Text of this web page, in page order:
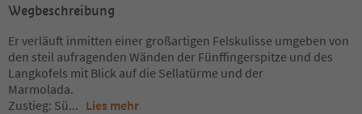
Wegbeschreibung
Er verläuft inmitten einer großartigen Felskulisse umgeben von
den steil aufragenden Wänden der Fünffingerspitze und des
Langkofels mit Blick auf die Sellatürme und der
Marmolada.
Zustieg: Sü... Lies mehr